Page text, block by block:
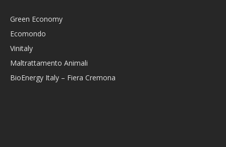
Green Economy
Ecomondo
Vinitaly
Maltrattamento Animali
BioEnergy Italy – Fiera Cremona